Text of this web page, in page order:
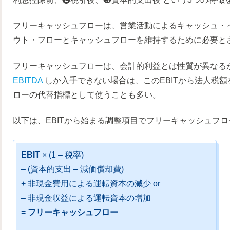
フリーキャッシュフローは、営業活動によるキャッシュ
ウト・フローとキャッシュフローを維持するために必要
フリーキャッシュフローは、会計的利益とは性質が異な
EBITDAしか入手できない場合は、このEBITから法人税
ローの代替指標として使うことも多い。
以下は、EBITから始まる調整項目でフリーキャッシュフ
EBIT × (1 – 税率)
– (資本的支出 – 減価償却費)
+ 非現金費用による運転資本の減少 or
– 非現金収益による運転資本の増加
= フリーキャッシュフロー